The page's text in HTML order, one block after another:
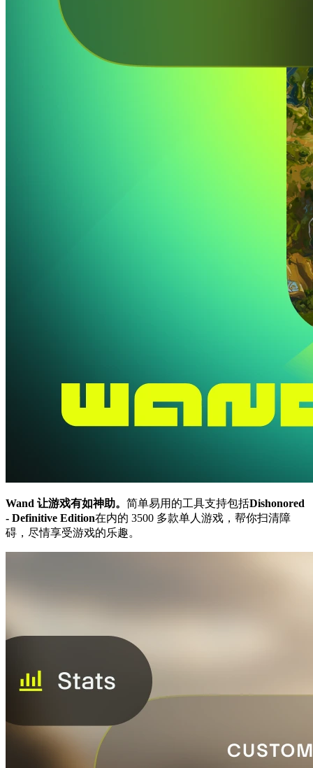
Wand 让游戏有如神助。 简单易用的工具支持包括Dishonored
- Definitive Edition在内的 3500 多款单人游戏，帮你扫清障
碍，尽情享受游戏的乐趣。